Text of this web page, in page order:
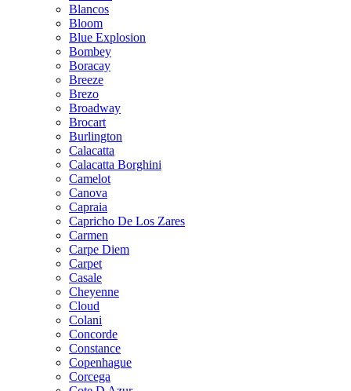
Blancos
Bloom
Blue Explosion
Bombey
Boracay
Breeze
Brezo
Broadway
Brocart
Burlington
Calacatta
Calacatta Borghini
Camelot
Canova
Capraia
Capricho De Los Zares
Carmen
Carpe Diem
Carpet
Casale
Cheyenne
Cloud
Colani
Concorde
Constance
Copenhague
Corcega